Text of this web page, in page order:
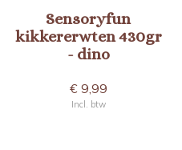
Sensoryfun
kikkererwten 430gr
- dino
€ 9,99
Incl. btw